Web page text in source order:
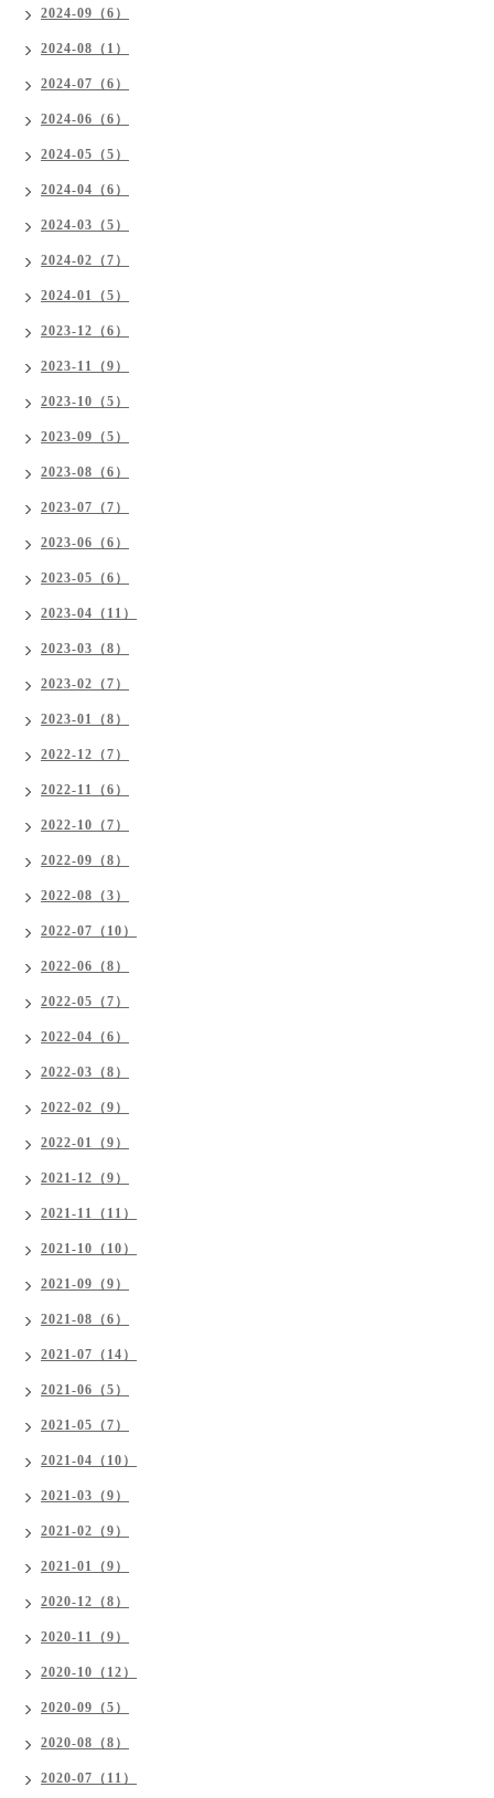
2024-09（6）
2024-08（1）
2024-07（6）
2024-06（6）
2024-05（5）
2024-04（6）
2024-03（5）
2024-02（7）
2024-01（5）
2023-12（6）
2023-11（9）
2023-10（5）
2023-09（5）
2023-08（6）
2023-07（7）
2023-06（6）
2023-05（6）
2023-04（11）
2023-03（8）
2023-02（7）
2023-01（8）
2022-12（7）
2022-11（6）
2022-10（7）
2022-09（8）
2022-08（3）
2022-07（10）
2022-06（8）
2022-05（7）
2022-04（6）
2022-03（8）
2022-02（9）
2022-01（9）
2021-12（9）
2021-11（11）
2021-10（10）
2021-09（9）
2021-08（6）
2021-07（14）
2021-06（5）
2021-05（7）
2021-04（10）
2021-03（9）
2021-02（9）
2021-01（9）
2020-12（8）
2020-11（9）
2020-10（12）
2020-09（5）
2020-08（8）
2020-07（11）